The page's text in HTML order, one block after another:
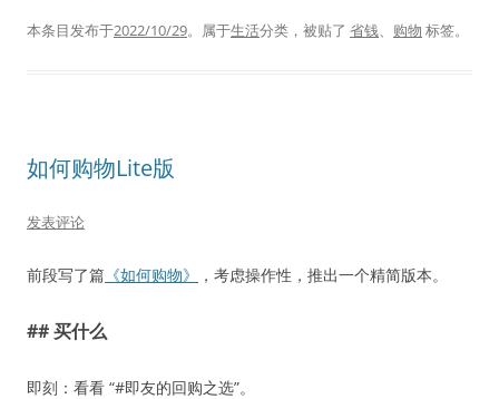
本条目发布于2022/10/29。属于生活分类，被贴了 省钱、 购物 标签。
如何购物Lite版
发表评论
前段写了篇 《如何购物》 ，考虑操作性，推出一个精简版本。
## 买什么
即刻：看看 “#即友的回购之选”。